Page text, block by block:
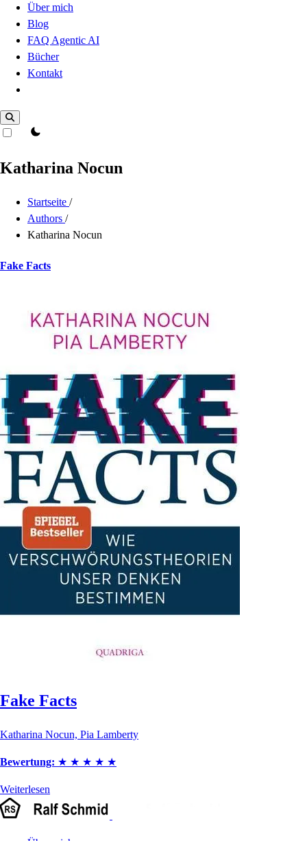
Über mich
Blog
FAQ Agentic AI
Bücher
Kontakt
theme switcher
Katharina Nocun
Startseite /
Authors /
Katharina Nocun
Fake Facts
Fake Facts
Katharina Nocun, Pia Lamberty
Bewertung: ★ ★ ★ ★ ★
Weiterlesen